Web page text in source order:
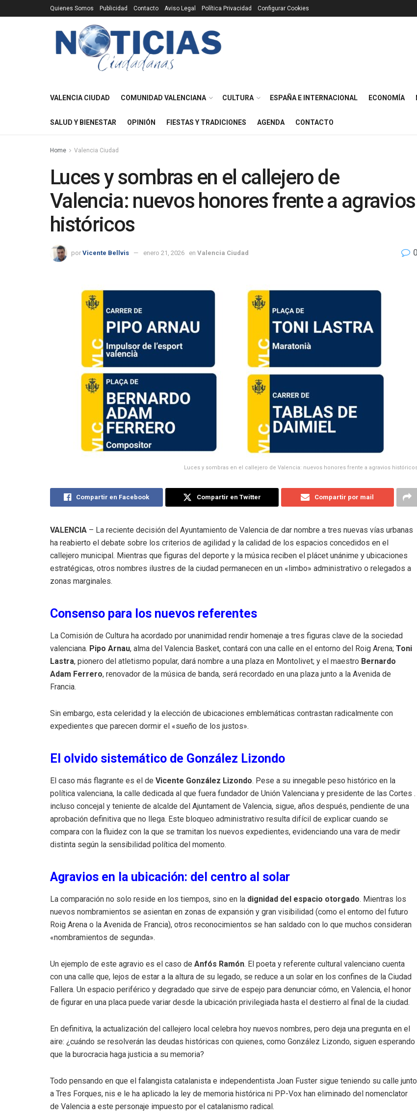
Quienes Somos Publicidad Contacto Aviso Legal Política Privacidad Configurar Cookies
VALENCIA CIUDAD COMUNIDAD VALENCIANA CULTURA ESPAÑA E INTERNACIONAL ECONOMÍA
SALUD Y BIENESTAR OPINIÓN FIESTAS Y TRADICIONES AGENDA CONTACTO
Home Valencia Ciudad
Luces y sombras en el callejero de
Valencia: nuevos honores frente a agravios
históricos
por Vicente Bellvis enero 21, 2026 en Valencia Ciudad 0
Luces y sombras en el callejero de Valencia: nuevos honores frente a agravios
Compartir en Facebook Compartir en Twitter Compartir por mail
VALENCIA – La reciente decisión del Ayuntamiento de Valencia de dar nombre a tres nuevas vías urbanas
ha reabierto el debate sobre los criterios de agilidad y la calidad de los espacios concedidos en el
callejero municipal. Mientras que figuras del deporte y la música reciben el plácet unánime y ubicaciones
estratégicas, otros nombres ilustres de la ciudad permanecen en un «limbo» administrativo o relegados a
zonas marginales.
Consenso para los nuevos referentes
La Comisión de Cultura ha acordado por unanimidad rendir homenaje a tres figuras clave de la sociedad
valenciana. Pipo Arnau, alma del Valencia Basket, contará con una calle en el entorno del Roig Arena; Toni
Lastra, pionero del atletismo popular, dará nombre a una plaza en Montolivet; y el maestro Bernardo
Adam Ferrero, renovador de la música de banda, será recordado en una plaza junto a la Avenida de
Francia.
Sin embargo, esta celeridad y la elección de ubicaciones emblemáticas contrastan radicalmente con
expedientes que parecen dormir el «sueño de los justos».
El olvido sistemático de González Lizondo
El caso más flagrante es el de Vicente González Lizondo. Pese a su innegable peso histórico en la
política valenciana, la calle dedicada al que fuera fundador de Unión Valenciana y presidente de las Cortes .
incluso concejal y teniente de alcalde del Ajuntament de Valencia, sigue, años después, pendiente de una
aprobación definitiva que no llega. Este bloqueo administrativo resulta difícil de explicar cuando se
compara con la fluidez con la que se tramitan los nuevos expedientes, evidenciando una vara de medir
distinta según la sensibilidad política del momento.
Agravios en la ubicación: del centro al solar
La comparación no solo reside en los tiempos, sino en la dignidad del espacio otorgado. Mientras los
nuevos nombramientos se asientan en zonas de expansión y gran visibilidad (como el entorno del futuro
Roig Arena o la Avenida de Francia), otros reconocimientos se han saldado con lo que muchos consideran
«nombramientos de segunda».
Un ejemplo de este agravio es el caso de Anfós Ramón. El poeta y referente cultural valenciano cuenta
con una calle que, lejos de estar a la altura de su legado, se reduce a un solar en los confines de la Ciudad
Fallera. Un espacio periférico y degradado que sirve de espejo para denunciar cómo, en Valencia, el honor
de figurar en una placa puede variar desde la ubicación privilegiada hasta el destierro al final de la ciudad.
En definitiva, la actualización del callejero local celebra hoy nuevos nombres, pero deja una pregunta en el
aire: ¿cuándo se resolverán las deudas históricas con quienes, como González Lizondo, siguen esperando
que la burocracia haga justicia a su memoria?
Todo pensando en que el falangista catalanista e independentista Joan Fuster sigue teniendo su calle junto
a Tres Forques, nis e le ha aplicado la ley de memoria histórica ni PP-Vox han eliminado del nomenclator
de Valencia a este personaje impuesto por el catalanismo radical.